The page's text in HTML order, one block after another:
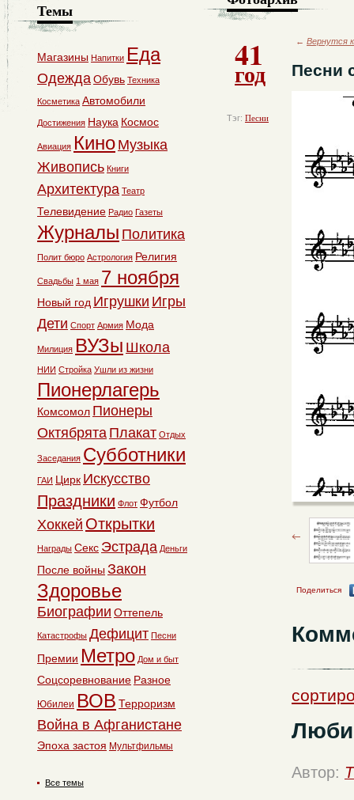
41
год
Тэг: Песни
← Вернутся
Песни
Поделиться
Автор:
Темы
Магазины Напитки Еда
ОдеждаОбувь Техника
Косметика Автомобили
Достижения Наука Космос
Авиация Кино Музыка
Живопись Книги
Архитектура Театр
Телевидение Радио Газеты
Журналы Политика
Полит бюро Астрология Религия
Свадьбы 1 мая 7 ноября
Новый год Игрушки Игры
Дети Спорт Армия Мода
Милиция ВУЗы Школа
НИИ Стройка Ушли из жизни
Пионерлагерь
Комсомол Пионеры
Октябрята Плакат Отдых
Заседания Субботники
ГАИ Цирк Искусство
Праздники Флот Футбол
Хоккей Открытки
Награды Секс Эстрада Деньги
После войны Закон
Здоровье
Биографии Оттепель
Катастрофы Дефицит Песни
Премии Метро Дом и быт
Соцсоревнование Разное
Юбилеи ВОВ Терроризм
Война в Афганистане
Эпоха застоя Мультфильмы
Все темы